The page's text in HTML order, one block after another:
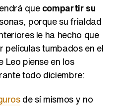
porque su frialdad
le ha hecho que
tumbados en el
Leo piense en los
todo diciembre:
tal y como son